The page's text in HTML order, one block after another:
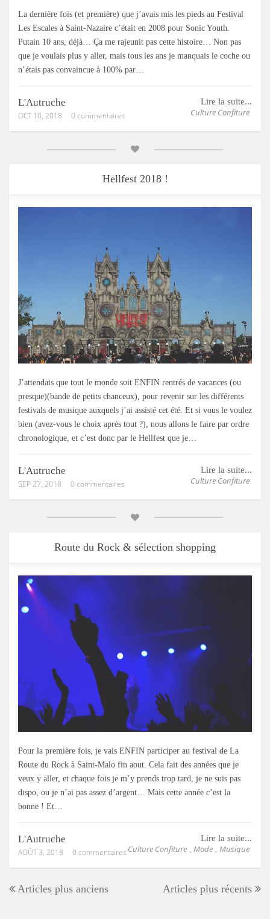
La dernière fois (et première) que j’avais mis les pieds au Festival
Les Escales à Saint-Nazaire c’était en 2008 pour Sonic Youth.
Putain 10 ans, déjà… Ça me rajeunit pas cette histoire… Non pas
que je voulais plus y aller, mais tous les ans je manquais le coche ou
n’étais pas convaincue à 100% par…
Lire la suite...
Culture Confiture
L'Autruche
OCT 10, 2018 0 commentaires
Hellfest 2018 !
J’attendais que tout le monde soit ENFIN rentrés de vacances (ou
presque)(bande de petits chanceux), pour revenir sur les différents
festivals de musique auxquels j’ai assisté cet été. Et si vous le voulez
bien (avez-vous le choix après tout ?), nous allons le faire par ordre
chronologique, et c’est donc par le Hellfest que je…
Lire la suite...
Culture Confiture
L'Autruche
SEP 27, 2018 0 commentaires
Route du Rock & sélection shopping
Pour la première fois, je vais ENFIN participer au festival de La
Route du Rock à Saint-Malo fin aout. Cela fait des années que je
veux y aller, et chaque fois je m’y prends trop tard, je ne suis pas
dispo, ou je n’ai pas assez d’argent… Mais cette année c’est la
bonne ! Et…
Lire la suite...
Culture Confiture Mode Musique
L'Autruche
AOÛT 3, 2018 0 commentaires
Articles plus anciens Articles plus récents